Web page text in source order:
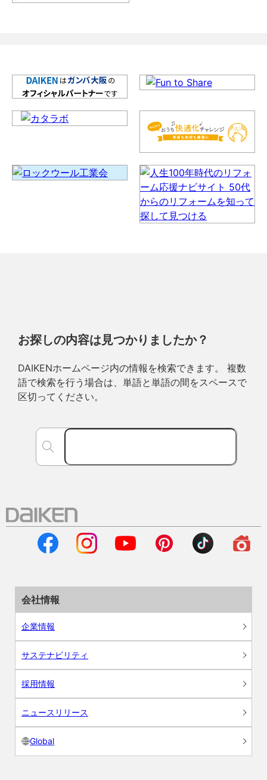
お探しの内容は見つかりましたか？
DAIKENホームページ内の情報を検索できます。 複数
語で検索を行う場合は、単語と単語の間をスペースで
区切ってください。
会社情報
企業情報
サステナビリティ
採用情報
ニュースリリース
Global